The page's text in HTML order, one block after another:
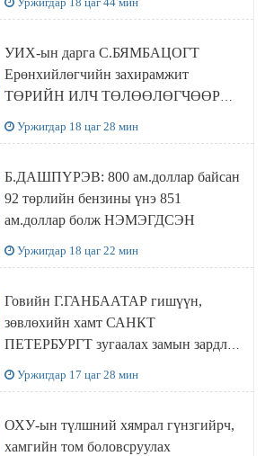
УИХ-ын дарга С.БЯМБАЦОГТ
Ерөнхийлөгчийн захирамжит
ТӨРИЙН ИЛЧ ТӨЛӨӨЛӨГЧӨӨР
Уржигдар 18 цаг 28 мин
Б.ДАШПҮРЭВ: 800 ам.доллар байсан
92 төрлийн бензины үнэ 851
ам.доллар болж НЭМЭГДСЭН
Уржигдар 18 цаг 22 мин
Говийн Г.ГАНБААТАР гишүүн,
зөвлөхийн хамт САНКТ
ПЕТЕРБУРГТ зугаалах замын зардлаа
Уржигдар 17 цаг 28 мин
ОХУ-ын түлшний хямрал гүнзгийрч,
хамгийн том боловсруулах